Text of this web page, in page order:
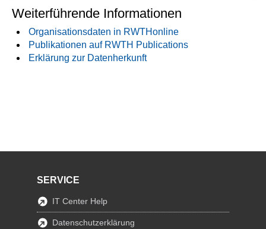
Weiterführende Informationen
Organisationsdaten in RWTHonline
Publikationen auf RWTH Publications
Erklärung zur Datenherkunft
SERVICE
IT Center Help
Datenschutzerklärung